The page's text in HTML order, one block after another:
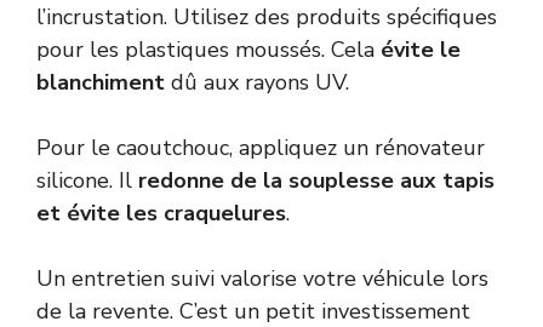
l’incrustation. Utilisez des produits spécifiques
pour les plastiques moussés. Cela évite le
blanchiment dû aux rayons UV.
Pour le caoutchouc, appliquez un rénovateur
silicone. Il redonne de la souplesse aux tapis
et évite les craquelures.
Un entretien suivi valorise votre véhicule lors
de la revente. C’est un petit investissement